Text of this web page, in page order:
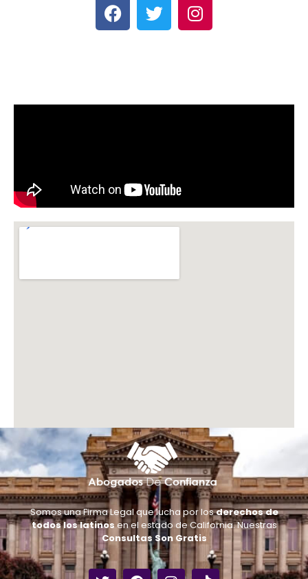
Somos una Firma Legal que lucha por losderechos de
todos los latinosen el estado de California. Nuestras
Consultas Son Gratis